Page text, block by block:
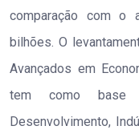
comparação com o
bilhões. O
Avançados em
tem como
Desenvolvimento,